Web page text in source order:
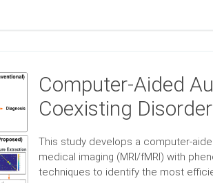
Computer-Aided
Coexisting
This study develops a computer-
medical imaging (MRI/fMRI) with
techniques to identify the most